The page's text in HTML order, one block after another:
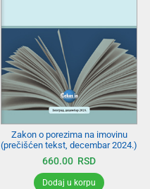
Zakon o porezima na imovinu
(prečišćen tekst, decembar 2024.)
660.00 RSD
Dodaj u korpu